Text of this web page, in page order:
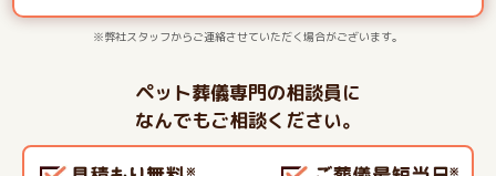
※弊社スタッフからご連絡させていただく場合がございます。
ペット葬儀専門の相談員に
なんでもご相談ください。